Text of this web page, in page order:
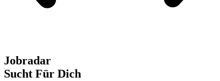
Jobradar
Sucht Für Dich